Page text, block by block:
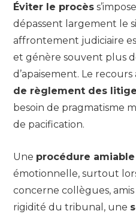
Éviter le procès
dépassent largement le
affrontement judiciaire
et génère souvent plus
d’apaisement. Le recours
de règlement des
besoin de pragmatisme
de pacification.
Une procédure amiable
émotionnelle, surtout
concerne collègues,
rigidité du tribunal, une